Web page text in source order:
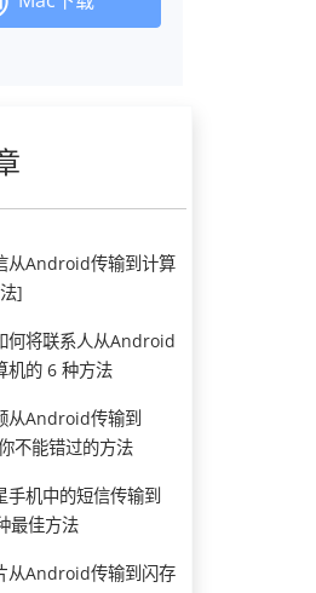
从Android传输到计算
]
何将联系人从Android
机的 6 种方法
从Android传输到
不能错过的方法
手机中的短信传输到
最佳方法
从Android传输到闪存